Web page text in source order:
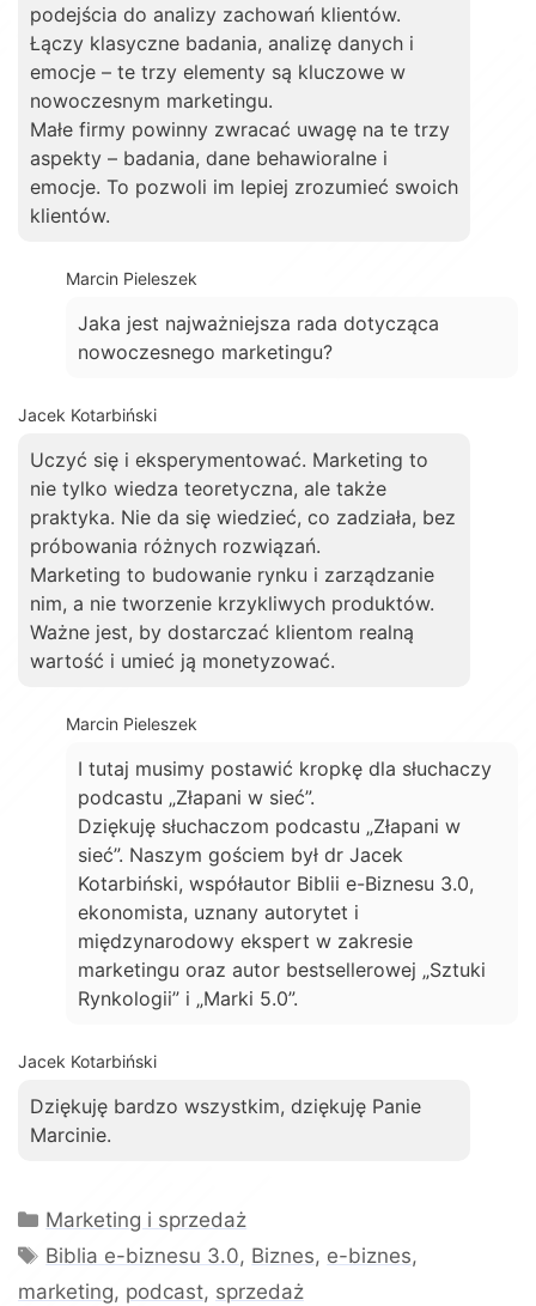
podejścia do analizy zachowań klientów.
Łączy klasyczne badania, analizę danych i
emocje – te trzy elementy są kluczowe w
nowoczesnym marketingu.
Małe firmy powinny zwracać uwagę na te trzy
aspekty – badania, dane behawioralne i
emocje. To pozwoli im lepiej zrozumieć swoich
klientów.
Marcin Pieleszek
Jaka jest najważniejsza rada dotycząca
nowoczesnego marketingu?
Jacek Kotarbiński
Uczyć się i eksperymentować. Marketing to
nie tylko wiedza teoretyczna, ale także
praktyka. Nie da się wiedzieć, co zadziała, bez
próbowania różnych rozwiązań.
Marketing to budowanie rynku i zarządzanie
nim, a nie tworzenie krzykliwych produktów.
Ważne jest, by dostarczać klientom realną
wartość i umieć ją monetyzować.
Marcin Pieleszek
I tutaj musimy postawić kropkę dla słuchaczy
podcastu „Złapani w sieć”.
Dziękuję słuchaczom podcastu „Złapani w
sieć”. Naszym gościem był dr Jacek
Kotarbiński, współautor Biblii e-Biznesu 3.0,
ekonomista, uznany autorytet i
międzynarodowy ekspert w zakresie
marketingu oraz autor bestsellerowej „Sztuki
Rynkologii” i „Marki 5.0”.
Jacek Kotarbiński
Dziękuję bardzo wszystkim, dziękuję Panie
Marcinie.
Kategorie
Marketing i sprzedaż
Tagi
Biblia e-biznesu 3.0, Biznes, e-biznes,
marketing, podcast, sprzedaż